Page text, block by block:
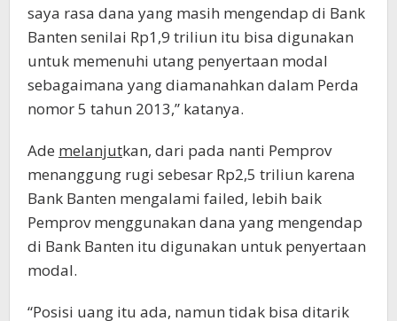
saya rasa dana yang masih mengendap di Bank
Banten senilai Rp1,9 triliun itu bisa digunakan
untuk memenuhi utang penyertaan modal
sebagaimana yang diamanahkan dalam Perda
nomor 5 tahun 2013,” katanya.
Ade melanjutkan, dari pada nanti Pemprov
menanggung rugi sebesar Rp2,5 triliun karena
Bank Banten mengalami failed, lebih baik
Pemprov menggunakan dana yang mengendap
di Bank Banten itu digunakan untuk penyertaan
modal.
“Posisi uang itu ada, namun tidak bisa ditarik